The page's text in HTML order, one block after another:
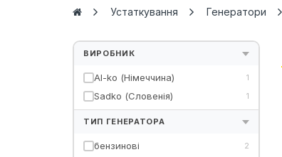
Устаткування Генератори
ВИРОБНИК
Al-ko (Німеччина) 1
Sadko (Словенія) 1
ТИП ГЕНЕРАТОРА
бензинові 2